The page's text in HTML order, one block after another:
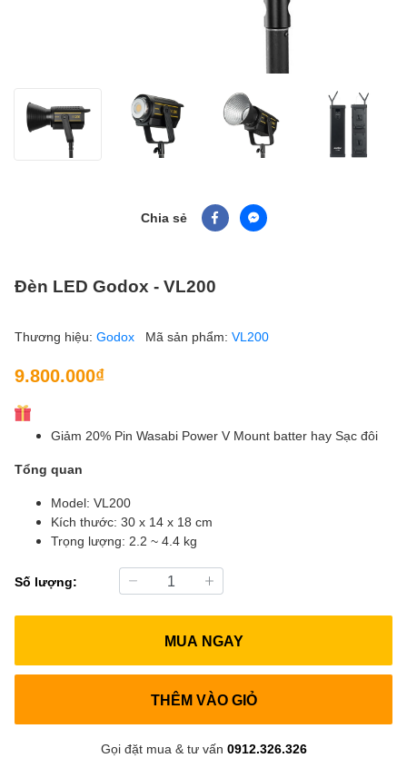
Chia sẻ
Đèn LED Godox - VL200
Thương hiệu: Godox Mã sản phẩm: VL200
9.800.000₫
Giảm 20% Pin Wasabi Power V Mount batter hay Sạc đôi
Tổng quan
Model: VL200
Kích thước: 30 x 14 x 18 cm
Trọng lượng: 2.2 ~ 4.4 kg
Số lượng:
MUA NGAY
THÊM VÀO GIỎ
Gọi đặt mua & tư vấn 0912.326.326